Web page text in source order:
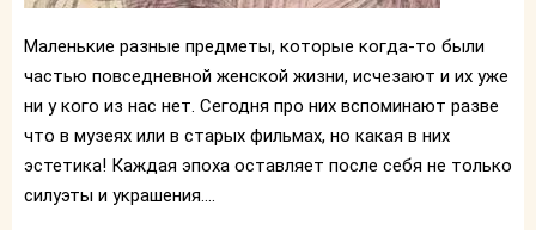
Маленькие разные предметы, которые когда-то были
частью повседневной женской жизни, исчезают и их уже
ни у кого из нас нет. Сегодня про них вспоминают разве
что в музеях или в старых фильмах, но какая в них
эстетика! Каждая эпоха оставляет после себя не только
силуэты и украшения....